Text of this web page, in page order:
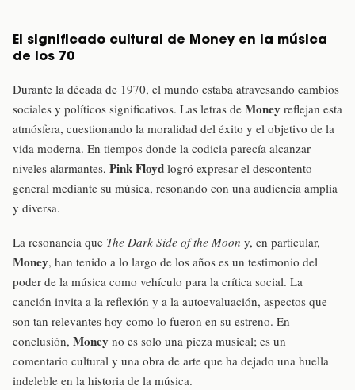
El significado cultural de Money en la música
de los 70
Durante la década de 1970, el mundo estaba atravesando cambios
sociales y políticos significativos. Las letras de Money reflejan esta
atmósfera, cuestionando la moralidad del éxito y el objetivo de la
vida moderna. En tiempos donde la codicia parecía alcanzar
niveles alarmantes, Pink Floyd logró expresar el descontento
general mediante su música, resonando con una audiencia amplia
y diversa.
La resonancia que The Dark Side of the Moon y, en particular,
Money, han tenido a lo largo de los años es un testimonio del
poder de la música como vehículo para la crítica social. La
canción invita a la reflexión y a la autoevaluación, aspectos que
son tan relevantes hoy como lo fueron en su estreno. En
conclusión, Money no es solo una pieza musical; es un
comentario cultural y una obra de arte que ha dejado una huella
indeleble en la historia de la música.